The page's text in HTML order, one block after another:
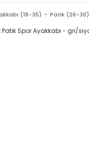
(18-35) Patik (26-30)